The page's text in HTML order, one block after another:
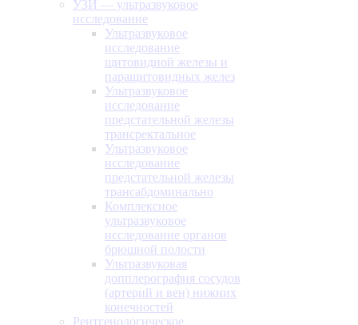
УЗИ — ультразвуковое
исследование
Ультразвуковое
исследование
щитовидной железы и
паращитовидных желез
Ультразвуковое
исследование
предстательной железы
трансректальное
Ультразвуковое
исследование
предстательной железы
трансабдоминально
Комплексное
ультразвуковое
исследование органов
брюшной полости
Ультразвуковая
допплерография сосудов
(артерий и вен) нижних
конечностей
Рентгенологическое